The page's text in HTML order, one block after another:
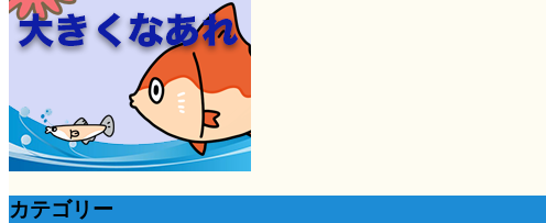
カテゴリー